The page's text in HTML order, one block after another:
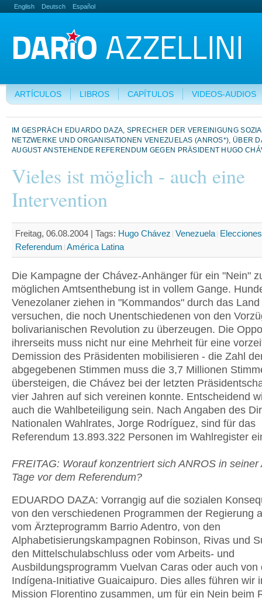
English Deutsch Español
ARTÍCULOS LIBROS CAPÍTULOS VIDEOS-AUDIOS
IM GESPRÄCH EDUARDO DAZA, SPRECHER DER VEREINIGUNG
NETZWERKE UND ORGANISATIONEN VENEZUELAS (ANROS*), ÜBER
AUGUST ANSTEHENDE REFERENDUM GEGEN PRÄSIDENT HUGO
Vieles ist möglich - auch eine
Intervention
Freitag, 06.08.2004 | Tags: Hugo Chávez Venezuela Elecciones
Referendum América Latina
Die Kampagne der Chávez-Anhänger für ein "Nein"
möglichen Amtsenthebung ist in vollem Gange.
Venezolaner ziehen in "Kommandos" durch das Land
versuchen, die noch Unentschiedenen von den
bolivarianischen Revolution zu überzeugen. Die
ihrerseits muss nicht nur eine Mehrheit für eine
Demission des Präsidenten mobilisieren - die Zahl
abgegebenen Stimmen muss die 3,7 Millionen
übersteigen, die Chávez bei der letzten
vier Jahren auf sich vereinen konnte. Entscheidend
auch die Wahlbeteiligung sein. Nach Angaben des
Nationalen Wahlrates, Jorge Rodríguez, sind für das
Referendum 13.893.322 Personen im Wahlregister
FREITAG: Worauf konzentriert sich ANROS in seiner
Tage vor dem Referendum?
EDUARDO DAZA: Vorrangig auf die sozialen
von den verschiedenen Programmen der Regierung
vom Ärzteprogramm Barrio Adentro, von den
Alphabetisierungskampagnen Robinson, Rivas und
den Mittelschulabschluss oder vom Arbeits- und
Ausbildungsprogramm Vuelvan Caras oder auch von
Indígena-Initiative Guaicaipuro. Dies alles führen wir
Mission Florentino zusammen, um für ein Nein beim